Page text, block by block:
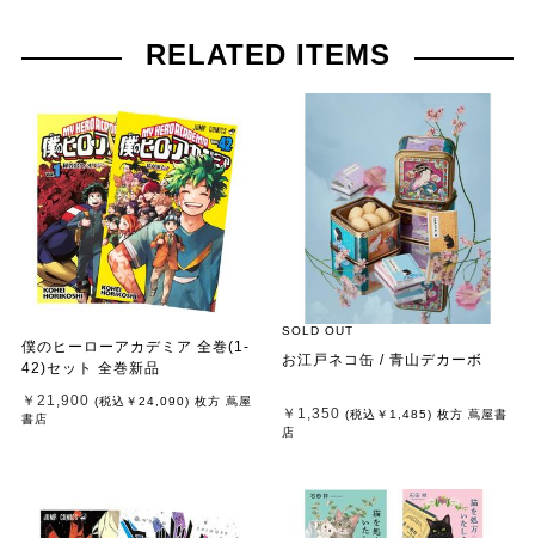
RELATED ITEMS
僕のヒーローアカデミア 全巻(1-
42)セット 全巻新品
￥21,900 (税込 ￥24,090) 枚方 蔦屋
書店
SOLD OUT
お江戸ネコ缶 / 青山デカーボ
￥1,350 (税込 ￥1,485) 枚方 蔦屋書
店